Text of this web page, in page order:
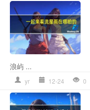
浪屿 ...
yr 12-24 0